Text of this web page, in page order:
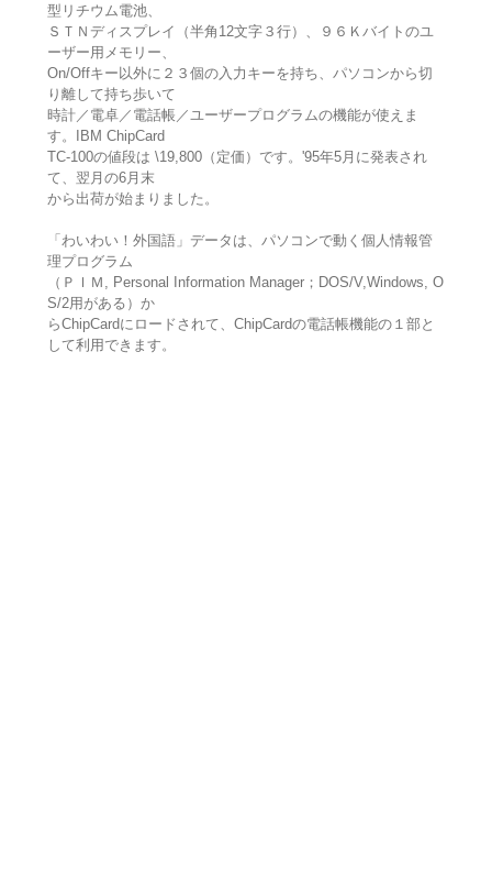
型リチウム電池、
ＳＴＮディスプレイ（半角12文字３行）、９６Ｋバイトのユ
ーザー用メモリー、
On/Offキー以外に２３個の入力キーを持ち、パソコンから切
り離して持ち歩いて
時計／電卓／電話帳／ユーザープログラムの機能が使えま
す。IBM ChipCard
TC-100の値段は \19,800（定価）です。'95年5月に発表され
て、翌月の6月末
から出荷が始まりました。
「わいわい！外国語」データは、パソコンで動く個人情報管
理プログラム
（ＰＩＭ, Personal Information Manager；DOS/V,Windows, O
S/2用がある）か
らChipCardにロードされて、ChipCardの電話帳機能の１部と
して利用できます。